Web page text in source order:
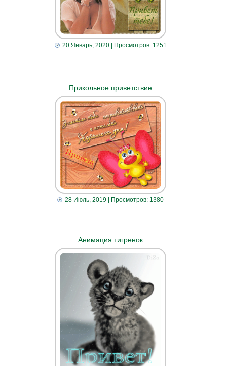
20 Январь, 2020| Просмотров: 1251
Прикольное приветствие
28 Июль, 2019 | Просмотров: 1380
Анимация тигренок